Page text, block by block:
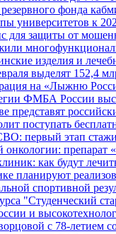
фонда
университетов к
для защиты от
изделия и
выделят 152,4
на «Лыжню
ФМБА России
представят
поступать
первый этап
как будут
планируют
спортивной
"Студенческий
и
с 78-летием